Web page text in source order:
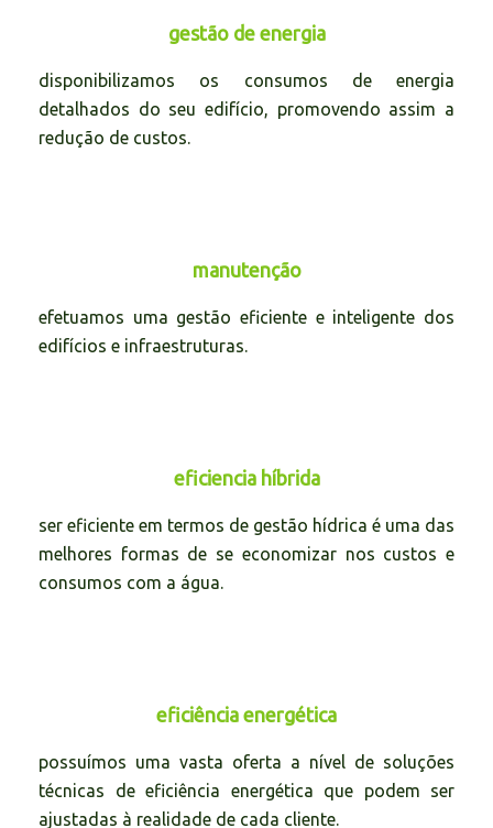
gestão de energia
disponibilizamos os consumos de energia
detalhados do seu edifício, promovendo assim a
redução de custos.
manutenção
efetuamos uma gestão eficiente e inteligente dos
edifícios e infraestruturas.
eficiencia híbrida
ser eficiente em termos de gestão hídrica é uma das
melhores formas de se economizar nos custos e
consumos com a água.
eficiência energética
possuímos uma vasta oferta a nível de soluções
técnicas de eficiência energética que podem ser
ajustadas à realidade de cada cliente.